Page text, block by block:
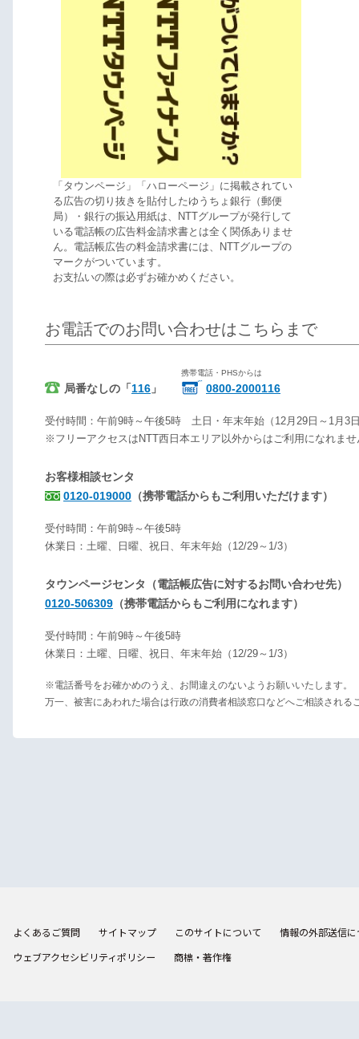
「タウンページ」「ハローページ」に掲載されてい
る広告の切り抜きを貼付したゆうちょ銀行（郵便
局）・銀行の振込用紙は、NTTグループが発行して
いる電話帳の広告料金請求書とは全く関係ありませ
ん。電話帳広告の料金請求書には、NTTグループの
マークがついています。
お支払いの際は必ずお確かめください。
お電話でのお問い合わせはこちらまで
局番なしの「 116 」
携帯電話・PHSからは
0800-2000116
受付時間：午前9時～午後5時 土日・年末年始（12月29日～1月3
※フリーアクセスはNTT西日本エリア以外からはご利用になれませ
お客様相談センタ
0120-019000 （携帯電話からもご利用いただけます）
受付時間：午前9時～午後5時
休業日：土曜、日曜、祝日、年末年始（12/29～1/3）
タウンページセンタ（電話帳広告に対するお問い合わせ先）
0120-506309 （携帯電話からもご利用になれます）
受付時間：午前9時～午後5時
休業日：土曜、日曜、祝日、年末年始（12/29～1/3）
※電話番号をお確かめのうえ、お間違えのないようお願いいたします。
万一、被害にあわれた場合は行政の消費者相談窓口などへご相談される
よくあるご質問 サイトマップ このサイトについて
情報の外部送信
ウェブアクセシビリティポリシー
商標・著作権